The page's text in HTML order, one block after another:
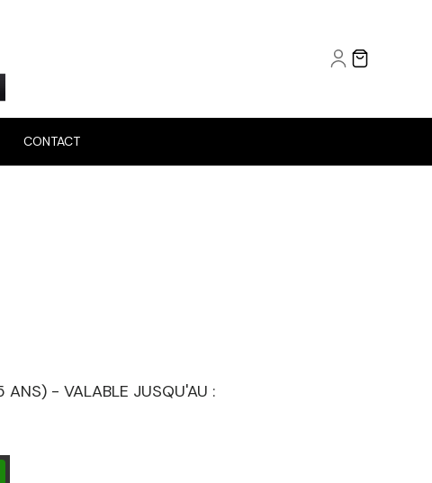
CONTACT
ANS) - VALABLE JUSQU'AU :